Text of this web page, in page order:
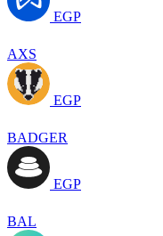
EGP
AXS
EGP
BADGER
EGP
BAL